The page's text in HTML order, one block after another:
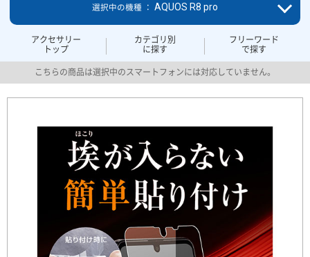
アクセサリー
トップ
カテゴリ別
に探す
フリーワード
で探す
選択中の機種 ： AQUOS R8 pro
こちらの商品は選択中のスマートフォンには対応していません。